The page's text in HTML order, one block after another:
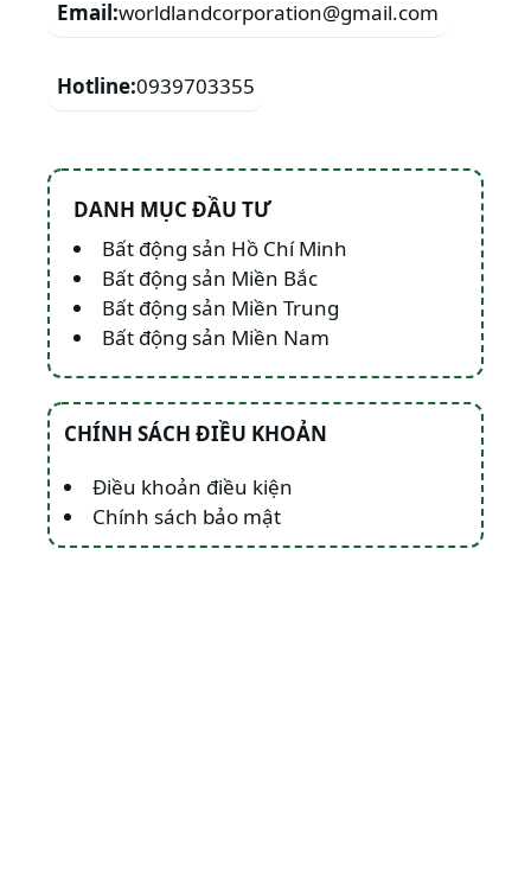
Email:worldlandcorporation@gmail.com
Hotline:0939703355
DANH MỤC ĐẦU TƯ
Bất động sản Hồ Chí Minh
Bất động sản Miền Bắc
Bất động sản Miền Trung
Bất động sản Miền Nam
CHÍNH SÁCH ĐIỀU KHOẢN
Điều khoản điều kiện
Chính sách bảo mật